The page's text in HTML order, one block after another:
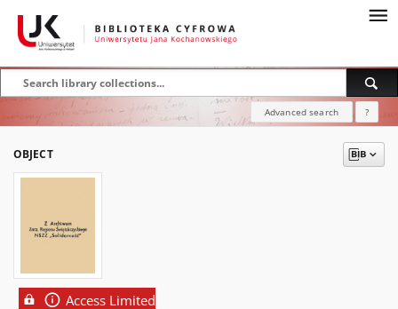
Advanced search ?
OBJECT
Access Limited